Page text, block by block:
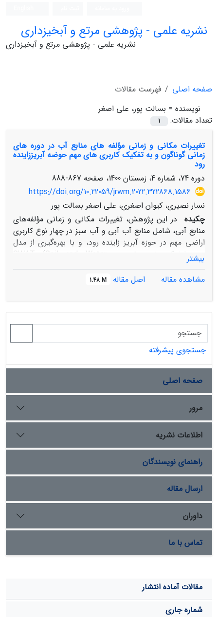
نشریه علمی - پژوهشی مرتع و آبخیزداری
نشریه علمی - پژوهشی مرتع و آبخیزداری
صفحه اصلی
فهرست مقالات
نویسنده = بسالت پور، علی اصغر
تعداد مقالات:
1
تغییرات مکانی و زمانی مؤلفه های منابع آب در دوره های
زمانی گوناگون و به تفکیک کاربری های مهم حوضه آبریززاینده
رود
دوره 74، شماره 4، زمستان 1400، صفحه
867-888
https://doi.org/10.22059/jrwm.2022.322868.1586
نسار نصیری، کیوان اصغری، علی اصغر بسالت پور
چکیده
در این پژوهش، تغییرات مکانی و زمانی مؤلفه‌های
منابع آبی، شامل منابع آب آبی و آب سبز در چهار نوع کاربری
اراضی مهم در حوزه آبریز زاینده رود، و با بهره‌گیری از مدل
هیدرولوژیکی نیمه توزیعی SWAT (Soil and Water
Assessment Tool) و کامل ترین مجموعه داده توسعه داده
SWAT در امر شبیه‌سازی پارامترهای اقلیمی و رواناب سطحی،
کمترین مقدار میانگین پنج ساله آب آبی، جریانِ آبِ سبز و
ذخیره آبِ سبز در سطح حوضه، به ترتیب در دوره‌ چهارم، 2014-
میانگین مقادیر مؤلفه‌ی آبِ آبی و مؤلفه جریانِ آبِ سبز و
ذخیره آبِ سبز در بخش‌های غربی حوضه بیشتر از بخش‌های
شرقی حوضه برآورد گردید. از دیگر یافته‌های این پژوهش،
تأثیرپذیری مقادیر مؤلفه‌های منابع آبِ آبی، ذخیره آبِ سبز و
مقادیر مؤلفه‌‌ی جریانِ آبِ سبز از مقادیر بارش و تغییرات آن‌ها
در انواع کاربری اراضی می‌باشند. بدین ترتیب که بیشینه آبِ
آبی در اراضی جنگل و کشاورزی آبی، بیشترین تغییرات جریان
آب سبز در اراضی کشاورزی آبی و دیم و کمینه ذخیره آب سبز
در اراضی مرتعی مشاهده گردید. شناخت منابع آب موجود،
پتانسیل‌های آبی و نقاط بحرانی در یک منطقه، امکان
مدیریت جامع منابع آب و برنامه‌ریزی‌های بلندمدت را میسر
می‌گردد.
بیشتر
مشاهده مقاله
اصل مقاله 1.48 M
جستجوی پیشرفته
صفحه اصلی
مرور
اطلاعات نشریه
راهنمای نویسندگان
ارسال مقاله
داوران
تماس با ما
مقالات آماده انتشار
شماره جاری